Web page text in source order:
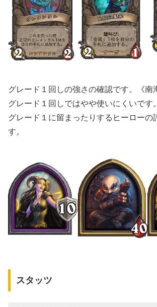
グレード１回しの強さの確認です。《南
グレード１回しではやや使いにくいです
グレード１に留まったりするヒーローの
す。
スタッツ